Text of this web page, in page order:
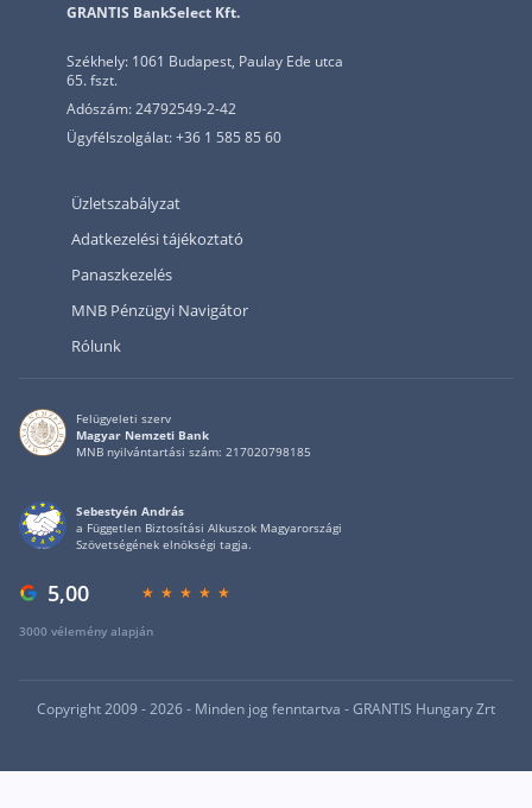
GRANTIS BankSelect Kft.
Székhely: 1061 Budapest, Paulay Ede utca
65. fszt.
Adószám: 24792549-2-42
Ügyfélszolgálat: +36 1 585 85 60
Üzletszabályzat
Adatkezelési tájékoztató
Panaszkezelés
MNB Pénzügyi Navigátor
Rólunk
Felügyeleti szerv
Magyar Nemzeti Bank
MNB nyilvántartási szám: 217020798185
Sebestyén András
a Független Biztosítási Alkuszok Magyarországi
Szövetségének elnökségi tagja.
5,00
3000 vélemény alapján
Copyright 2009 - 2026 - Minden jog fenntartva - GRANTIS Hungary Zrt